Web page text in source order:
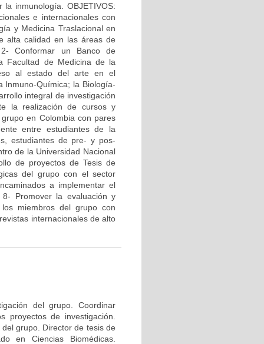
inmunología. OBJETIVOS:
e internacionales con
y Medicina Traslacional en
alta calidad en las áreas de
2- Conformar un Banco de
Facultad de Medicina de la
al estado del arte en el
Inmuno-Química; la Biología-
integral de investigación
la realización de cursos y
en Colombia con pares
entre estudiantes de la
estudiantes de pre- y pos-
de la Universidad Nacional
de proyectos de Tesis de
del grupo con el sector
a implementar el
Promover la evaluación y
miembros del grupo con
internacionales de alto
del grupo. Coordinar
proyectos de investigación.
grupo. Director de tesis de
en Ciencias Biomédicas.